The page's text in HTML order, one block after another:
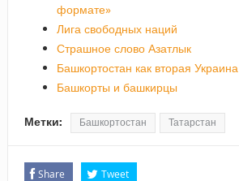
формате»
Лига свободных наций
Страшное слово Азатлык
Башкортостан как вторая Украина
Башкорты и башкирцы
Метки: Башкортостан Татарстан
Share Tweet